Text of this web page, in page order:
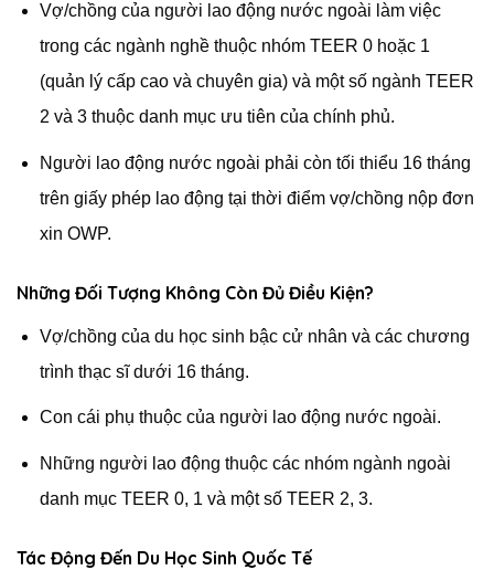
Vợ/chồng của người lao động nước ngoài làm việc
trong các ngành nghề thuộc nhóm TEER 0 hoặc 1
(quản lý cấp cao và chuyên gia) và một số ngành TEER
2 và 3 thuộc danh mục ưu tiên của chính phủ.
Người lao động nước ngoài phải còn tối thiểu 16 tháng
trên giấy phép lao động tại thời điểm vợ/chồng nộp đơn
xin OWP.
Những Đối Tượng Không Còn Đủ Điều Kiện?
Vợ/chồng của du học sinh bậc cử nhân và các chương
trình thạc sĩ dưới 16 tháng.
Con cái phụ thuộc của người lao động nước ngoài.
Những người lao động thuộc các nhóm ngành ngoài
danh mục TEER 0, 1 và một số TEER 2, 3.
Tác Động Đến Du Học Sinh Quốc Tế